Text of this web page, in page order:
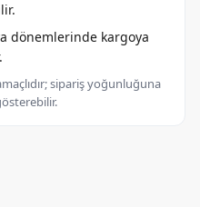
dönemlerinde kargoya
sipariş yoğunluğuna